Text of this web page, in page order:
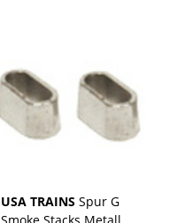
USA TRAINS Spur G